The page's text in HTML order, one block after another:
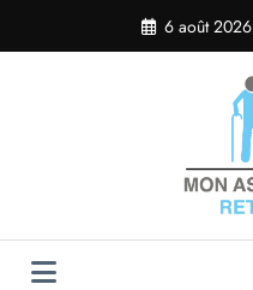
contenu
6 août 2026